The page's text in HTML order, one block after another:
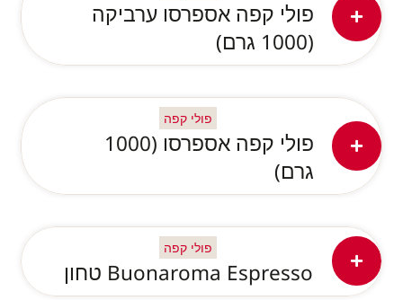
פולי קפה אספרסו ערביקה
(1000 גרם)
פולי קפה
פולי קפה אספרסו (1000
גרם)
פולי קפה
Buonaroma Espresso טחון